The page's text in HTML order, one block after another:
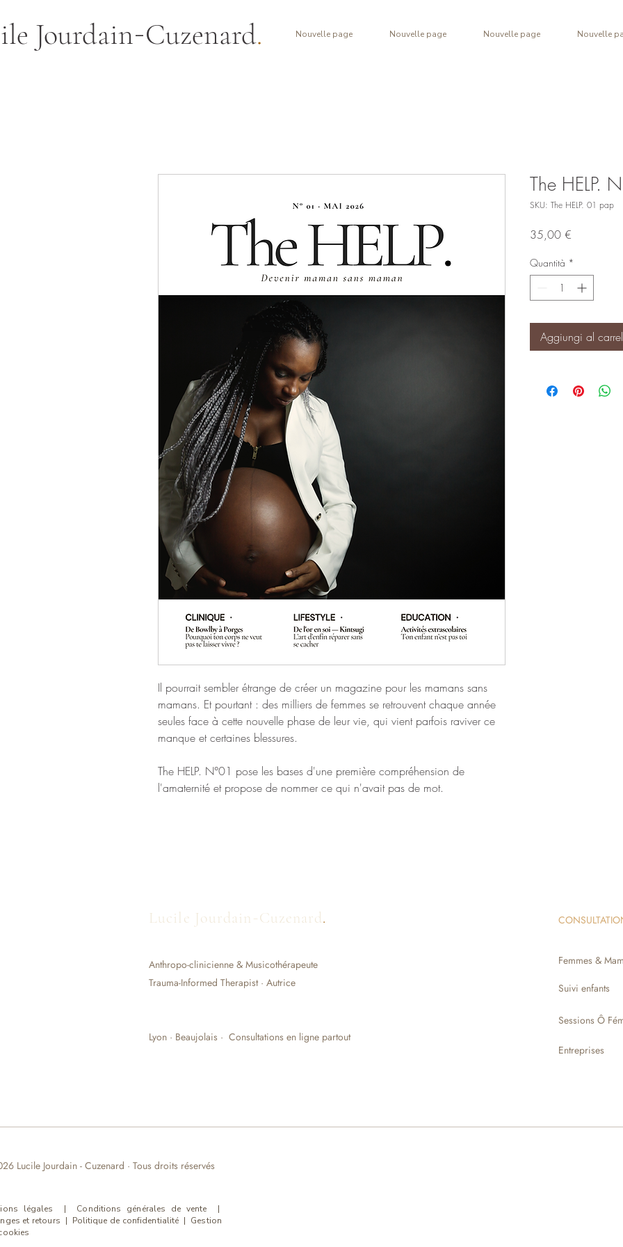
Jourdain-Cuzenard. Nouvelle page Nouvelle page Nouvelle page Nouvelle
Il pourrait sembler étrange de créer un magazine pour les mamans sans
mamans. Et pourtant : des milliers de femmes se retrouvent chaque année
seules face à cette nouvelle phase de leur vie, qui vient parfois raviver ce
manque et certaines blessures.
The HELP. N°01 pose les bases d'une première compréhension de
l'amaternité et propose de nommer ce qui n'avait pas de mot.
The HELP.
SKU: The HELP. 01 pap
35,00 €
Quantità *
Aggiungi al
Lucile Jourdain-Cuzenard.
Anthropo-clinicienne & Musicothérapeute
Trauma-Informed Therapist · Autrice
Lyon · Beaujolais · Consultations en ligne partout
Femmes &
Suivi enfants
Sessions Ô
Entreprises
Lucile Jourdain - Cuzenard · Tous droits réservés
légales | Conditions générales de vente |
et retours | Politique de confidentialité | Gestion